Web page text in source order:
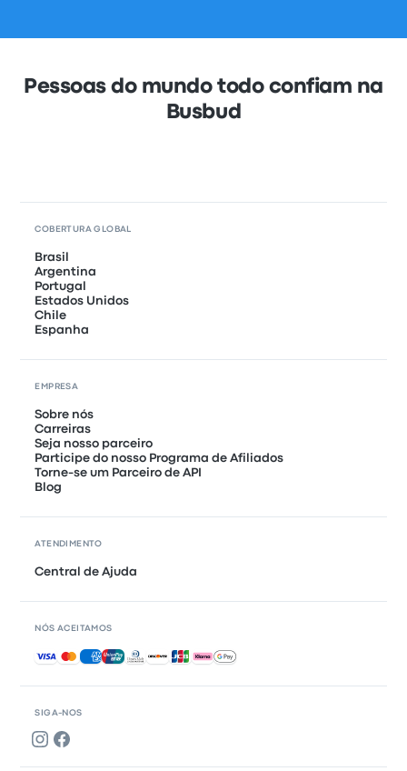
Pessoas do mundo todo confiam na
Busbud
SIGA-NOS
COBERTURA GLOBAL
Brasil
Argentina
Portugal
Estados Unidos
Chile
Espanha
EMPRESA
Sobre nós
Carreiras
Seja nosso parceiro
Participe do nosso Programa de Afiliados
Torne-se um Parceiro de API
Blog
ATENDIMENTO
Central de Ajuda
NÓS ACEITAMOS
Pagamentos aceitos